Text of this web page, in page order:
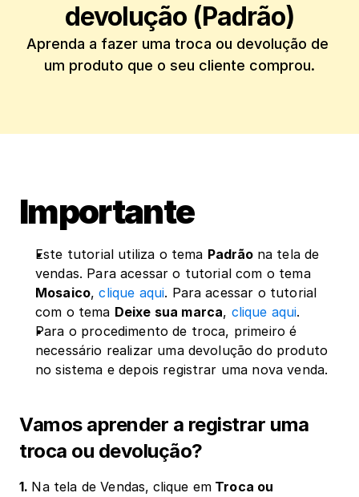
devolução (Padrão)
Aprenda a fazer uma troca ou devolução de
Importante
Este tutorial utiliza o tema Padrão na tela de
vendas. Para acessar o tutorial com o tema
Mosaico, clique aqui. Para acessar o tutorial
com o tema Deixe sua marca, clique aqui.
Para o procedimento de troca, primeiro é
necessário realizar uma devolução do produto
no sistema e depois registrar uma nova venda.
Vamos aprender a registrar uma
troca ou devolução?
1. Na tela de Vendas, clique em Troca ou